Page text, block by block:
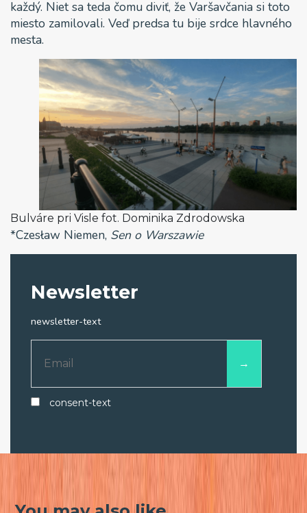
každý. Niet sa teda čomu diviť, že Varšavčania si toto
miesto zamilovali. Veď predsa tu bije srdce hlavného
mesta.
Bulváre pri Visle fot. Dominika Zdrodowska
*Czesław Niemen, Sen o Warszawie
Newsletter
newsletter-text
consent-text